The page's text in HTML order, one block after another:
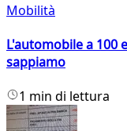
Mobilità
L'automobile a 100
sappiamo
1 min di lettura